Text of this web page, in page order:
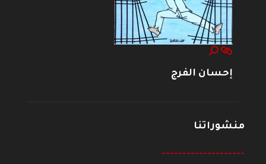
إحسان الفرج
منشوراتنا
--------------------